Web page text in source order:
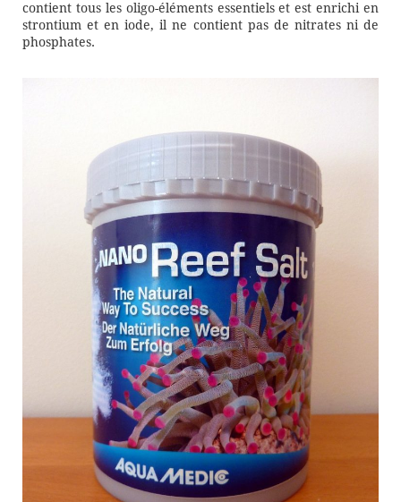
contient tous les oligo-éléments essentiels et est enrichi en
strontium et en iode, il ne contient pas de nitrates ni de
phosphates.